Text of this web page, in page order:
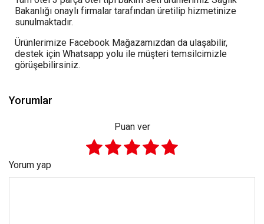
Bakanlığı onaylı firmalar tarafından üretilip hizmetinize
sunulmaktadır.
Ürünlerimize Facebook Mağazamızdan da ulaşabilir,
destek için Whatsapp yolu ile müşteri temsilcimizle
görüşebilirsiniz.
Yorumlar
Puan ver
Yorum yap